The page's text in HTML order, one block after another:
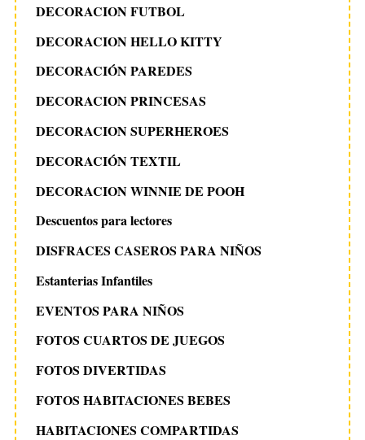
DECORACION FUTBOL
DECORACION HELLO KITTY
DECORACIÓN PAREDES
DECORACION PRINCESAS
DECORACION SUPERHEROES
DECORACIÓN TEXTIL
DECORACION WINNIE DE POOH
Descuentos para lectores
DISFRACES CASEROS PARA NIÑOS
Estanterias Infantiles
EVENTOS PARA NIÑOS
FOTOS CUARTOS DE JUEGOS
FOTOS DIVERTIDAS
FOTOS HABITACIONES BEBES
HABITACIONES COMPARTIDAS